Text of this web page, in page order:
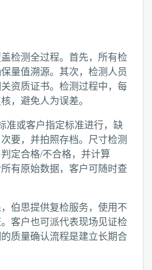
检测全过程。首先，所有检
量值溯源。其次，检测人员
资质证书。检测过程中，每
，避免人为误差。
准或客户指定标准进行，缺
要，并拍照存档。尺寸检测
定合格/不合格，并计算
有原始数据，客户可随时查
伯思提供复检服务，使用不
客户也可派代表现场见证检
质量确认流程是建立长期合